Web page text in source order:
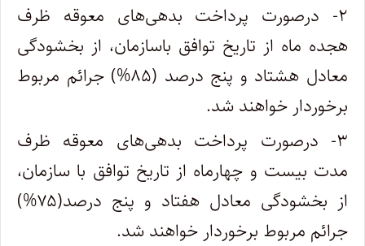
۲- درصورت پرداخت بدهی‌های معوقه ظرف
هجده ماه از تاریخ توافق باسازمان، از بخشودگی
معادل هشتاد و پنج درصد (۸۵%) جرائم مربوط
برخوردار خواهند شد.
۳- درصورت پرداخت بدهی‌های معوقه ظرف
مدت بیست و چهارماه از تاریخ توافق با سازمان،
از بخشودگی معادل هفتاد و پنج درصد(۷۵%)
جرائم مربوط برخوردار خواهند شد.